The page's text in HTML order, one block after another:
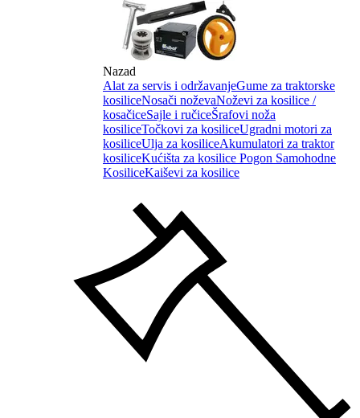
Nazad
Alat za servis i održavanjeGume za traktorske
kosiliceNosači noževaNoževi za kosilice /
kosačiceSajle i ručiceŠrafovi noža
kosiliceTočkovi za kosiliceUgradni motori za
kosiliceUlja za kosiliceAkumulatori za traktor
kosiliceKućišta za kosilice Pogon Samohodne
KosiliceKaiševi za kosilice